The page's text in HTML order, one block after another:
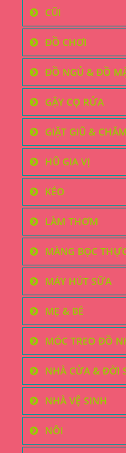
CŨI
ĐỒ CHƠI
ĐỒ NGỦ & ĐỒ
GẬY CỌ RỬA
GIẶT GIŨ &
HŨ GIA VỊ
KÉO
LÀM THƠM
MÀNG BỌC
MÁY HÚT SỮA
MẸ & BÉ
MÓC TREO ĐỒ
NHÀ CỬA & ĐỜI
NHÀ VỆ SINH
NÔI